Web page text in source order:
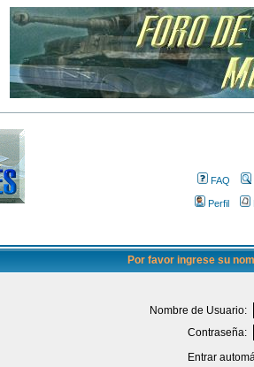
FAQ
Perfil
Por favor ingrese su
Nombre de Usuario:
Contraseña:
Entrar